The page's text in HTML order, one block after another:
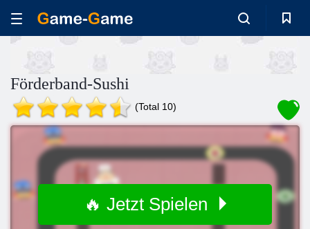
Förderband-Sushi
(Total 10)
🔥 Jetzt Spielen